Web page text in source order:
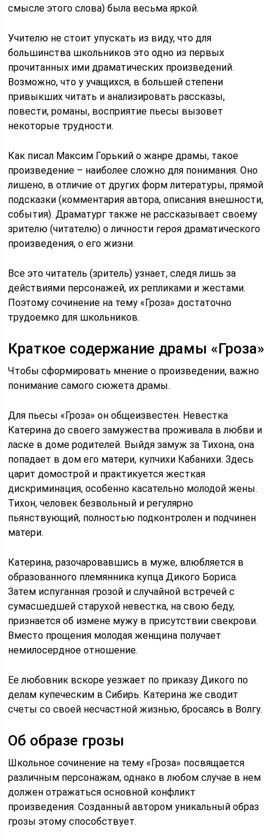
смысле этого слова) была весьма яркой.
Учителю не стоит упускать из виду, что для
большинства школьников это одно из первых
прочитанных ими драматических произведений.
Возможно, что у учащихся, в большей степени
привыкших читать и анализировать рассказы,
повести, романы, восприятие пьесы вызовет
некоторые трудности.
Как писал Максим Горький о жанре драмы, такое
произведение – наиболее сложно для понимания. Оно
лишено, в отличие от других форм литературы, прямой
подсказки (комментария автора, описания внешности,
события). Драматург также не рассказывает своему
зрителю (читателю) о личности героя драматического
произведения, о его жизни.
Все это читатель (зритель) узнает, следя лишь за
действиями персонажей, их репликами и жестами.
Поэтому сочинение на тему «Гроза» достаточно
трудоемко для школьников.
Краткое содержание драмы «Гроза»
Чтобы сформировать мнение о произведении, важно
понимание самого сюжета драмы.
Для пьесы «Гроза» он общеизвестен. Невестка
Катерина до своего замужества проживала в любви и
ласке в доме родителей. Выйдя замуж за Тихона, она
попадает в дом его матери, купчихи Кабанихи. Здесь
царит домострой и практикуется жесткая
дискриминация, особенно касательно молодой жены.
Тихон, человек безвольный и регулярно
пьянствующий, полностью подконтролен и подчинен
матери.
Катерина, разочаровавшись в муже, влюбляется в
образованного племянника купца Дикого Бориса.
Затем испуганная грозой и случайной встречей с
сумасшедшей старухой невестка, на свою беду,
признается об измене мужу в присутствии свекрови.
Вместо прощения молодая женщина получает
немилосердное отношение.
Ее любовник вскоре уезжает по приказу Дикого по
делам купеческим в Сибирь. Катерина же сводит
счеты со своей несчастной жизнью, бросаясь в Волгу.
Об образе грозы
Школьное сочинение на тему «Гроза» посвящается
различным персонажам, однако в любом случае в нем
должен отражаться основной конфликт
произведения. Созданный автором уникальный образ
грозы этому способствует.